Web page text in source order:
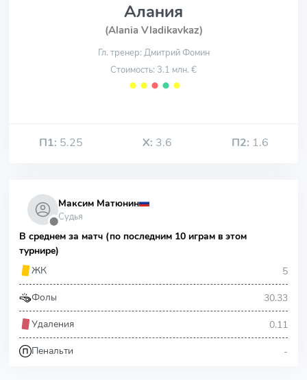
Алания
(Alania Vladikavkaz)
Гл. тренер: Дмитрий Фомин
Стоимость: 3.1 млн. €
⬤ ⬤ ⬤ ⬤ ⬤
П1: 5.25 Х: 3.6 П2: 1.6
⬤
Максим Матюнин
Судья
В среднем за матч (по последним 10 играм в этом
турнире)
ЖК
5
Фолы 30.33
Удаления 0.11
Пенальти -